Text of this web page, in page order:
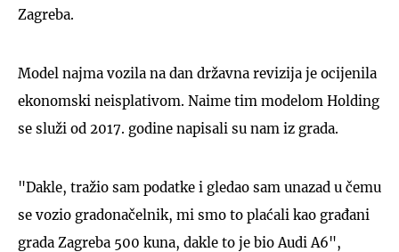
Zagreba.
Model najma vozila na dan državna revizija je ocijenila
ekonomski neisplativom. Naime tim modelom Holding
se služi od 2017. godine napisali su nam iz grada.
"Dakle, tražio sam podatke i gledao sam unazad u čemu
se vozio gradonačelnik, mi smo to plaćali kao građani
grada Zagreba 500 kuna, dakle to je bio Audi A6",